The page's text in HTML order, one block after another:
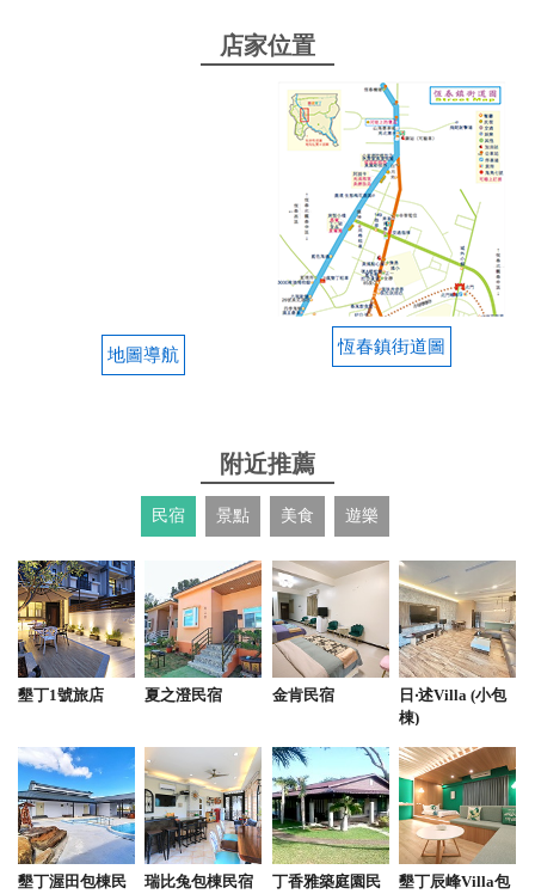
2026-01-14 08:42:08
來恆春或車城的話，建議就是要吃一碗綠豆饌，不管
是冬天還是夏天。柯記位於恆春魅力觀光老街，很方
便找到店面，就在街口十字交叉點。店面算乾淨，因
為店家都有提早備料，所以上菜速度快。店面是開放
的，所以沒有空調，但是整體上算通風。今天是因為
天氣很好，所以不會太寒冷。 綠豆饌的價格合理，一
碗才50元。店內也有廁所可以使用，因為天氣冷，帶
的阿伯那一家，也是蠻好吃的，用料也不錯。因為已
經吃過兩三次，所以今天想換這柯記一家來吃看看，
感覺也蠻有特色的。我今天點的是綜合綠豆蒜，裡面
有很多料，還有放炒過的豆子和花生，搭配冰品，吃
起來很香，粉條也很有彈性，算美味，很好吃，算是
本店的特色。 綠豆饌有熱的、也有冰的，有原味也有
綜合口味，我建議吃綜合的，因為和其他配料搭配吃
比較好吃。冬天吃冰的也很讚，碎冰少一點就很適
合，可能是因為今天天氣很好，如果天氣真的很冷，
from google
2025-10-30 13:24:07
恆春必吃的傳統小吃「綠豆饌」，用料實在，冷熱皆
店家位置
地圖導航 恆春鎮街道圖
附近推薦
民宿 景點 美食 遊樂
墾丁1號旅店 夏之澄民宿 金肯民宿
日‧述Villa (小包
棟)
墾丁渥田包棟民
瑞比兔包棟民宿
丁香雅築庭園民
墾丁辰峰Villa包